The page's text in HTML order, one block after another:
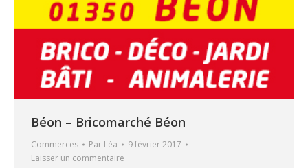
Béon – Bricomarché Béon
Commerces Par Léa
9 février 2017
Laisser un commentaire